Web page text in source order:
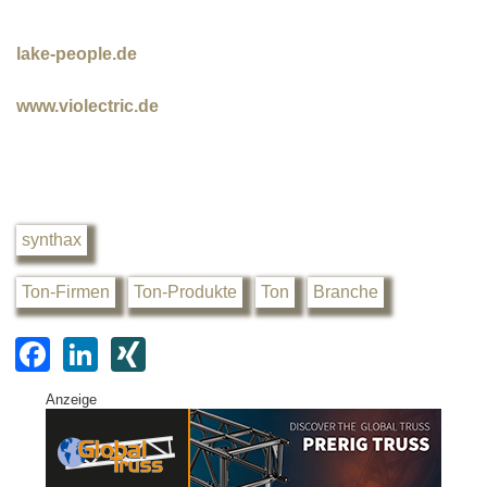
lake-people.de
www.violectric.de
synthax
Ton-Firmen Ton-Produkte Ton Branche
F
a
c
e
Li
k
e
G
Anzeige